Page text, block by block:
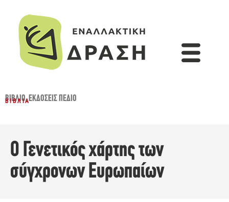
ΒΙΒΛΊΟ,ΕΚΔΌΣΕΙΣ ΠΕΔΊΟ
ΒΙΒΛΊΑ
Ο Γενετικός χάρτης των
σύγχρονων Ευρωπαίων